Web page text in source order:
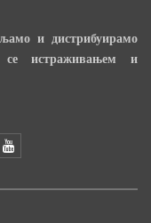
и дистрибуирамо
се истраживањем и